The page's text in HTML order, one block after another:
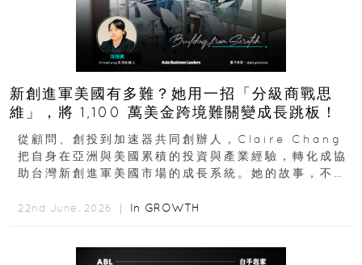
新創進軍美國有多難？她用一招「分級商戰思
維」，將 1,100 萬美金跨境難關變成長跳板！
從顧問、創投到加速器共同創辦人，Claire Chang
把自身在亞洲與美國累積的投資與產業經驗，轉化成協
助台灣新創進軍美國市場的成長系統。她的故事，不只
22nd June, 2026 ｜ In GROWTH